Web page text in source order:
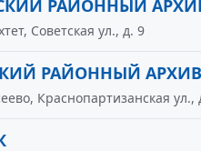
РАЙОННЫЙ
Советская ул., д. 9
РАЙОННЫЙ АРХИВ
Краснопартизанская ул.,